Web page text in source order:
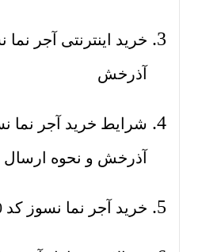
آذرخش
آذرخش و نحوه ارسال
خرید آجر نما نسوز کد AP000 آذرخش